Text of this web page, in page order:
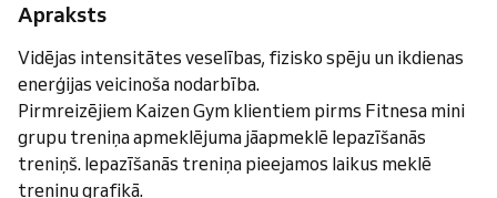
Apraksts
Vidējas intensitātes veselības, fizisko spēju un ikdienas
enerģijas veicinoša nodarbība.
Pirmreizējiem Kaizen Gym klientiem pirms Fitnesa mini
grupu treniņa apmeklējuma jāapmeklē Iepazīšanās
treniņš. Iepazīšanās treniņa pieejamos laikus meklē
treniņu grafikā.